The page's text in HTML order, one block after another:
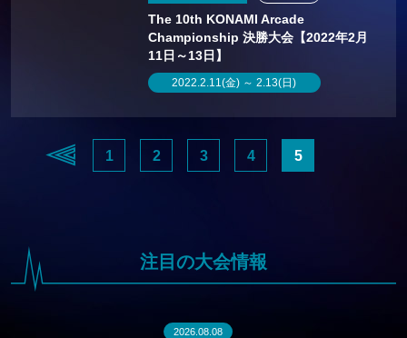
The 10th KONAMI Arcade
Championship 決勝大会【2022年2月
11日～13日】
2022.2.11(金) ～ 2.13(日)
1 2 3 4 5
注目の大会情報
2026.08.08